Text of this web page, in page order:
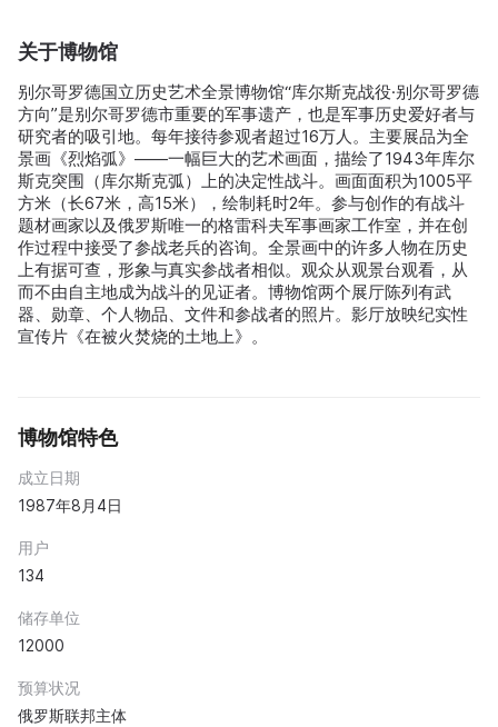
关于博物馆
别尔哥罗德国立历史艺术全景博物馆“库尔斯克战役·别尔哥罗德
方向”是别尔哥罗德市重要的军事遗产，也是军事历史爱好者与
研究者的吸引地。每年接待参观者超过16万人。主要展品为全
景画《烈焰弧》——一幅巨大的艺术画面，描绘了1943年库尔
斯克突围（库尔斯克弧）上的决定性战斗。画面面积为1005平
方米（长67米，高15米），绘制耗时2年。参与创作的有战斗
题材画家以及俄罗斯唯一的格雷科夫军事画家工作室，并在创
作过程中接受了参战老兵的咨询。全景画中的许多人物在历史
上有据可查，形象与真实参战者相似。观众从观景台观看，从
而不由自主地成为战斗的见证者。博物馆两个展厅陈列有武
器、勋章、个人物品、文件和参战者的照片。影厅放映纪实性
宣传片《在被火焚烧的土地上》。
博物馆特色
成立日期
1987年8月4日
用户
134
储存单位
12000
预算状况
俄罗斯联邦主体